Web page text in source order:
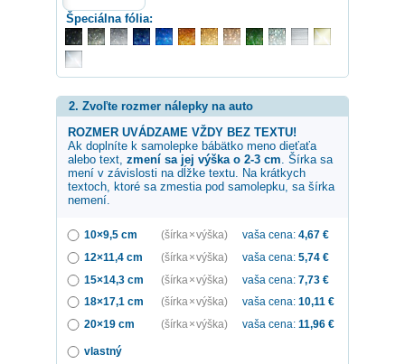
Špeciálna fólia:
2. Zvoľte rozmer nálepky na auto
ROZMER UVÁDZAME VŽDY BEZ TEXTU!
Ak doplníte k samolepke bábätko meno dieťaťa
alebo text, zmení sa jej výška o 2-3 cm. Šírka sa
mení v závislosti na dĺžke textu. Na krátkych
textoch, ktoré sa zmestia pod samolepku, sa šírka
nemení.
10×9,5 cm (šírka × výška) vaša cena: 4,67 €
12×11,4 cm
(šírka × výška) vaša cena: 5,74 €
15×14,3 cm
(šírka × výška) vaša cena: 7,73 €
18×17,1 cm
(šírka × výška) vaša cena: 10,11 €
20×19 cm
(šírka × výška) vaša cena: 11,96 €
vlastný